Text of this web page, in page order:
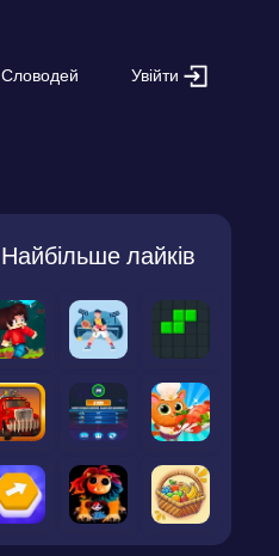
Словодей Увійти
Найбільше лайків